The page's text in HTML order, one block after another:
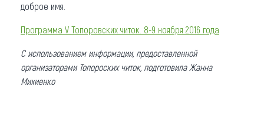
доброе имя.
Программа V Топоровских читок. 8-9 ноября 2016 года
С использованием информации, предоставленной
организаторами Топороских читок, подготовила Жанна
Михиенко